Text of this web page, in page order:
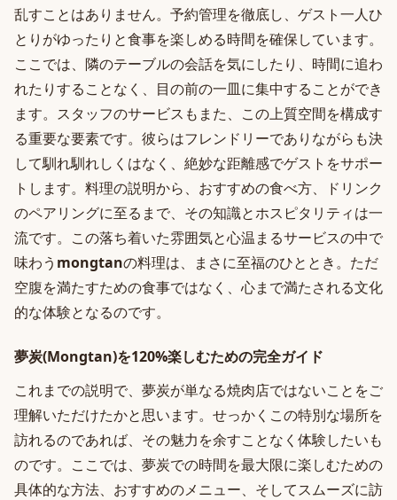
乱すことはありません。予約管理を徹底し、ゲスト一人ひ
とりがゆったりと食事を楽しめる時間を確保しています。
ここでは、隣のテーブルの会話を気にしたり、時間に追わ
れたりすることなく、目の前の一皿に集中することができ
ます。スタッフのサービスもまた、この上質空間を構成す
る重要な要素です。彼らはフレンドリーでありながらも決
して馴れ馴れしくはなく、絶妙な距離感でゲストをサポー
トします。料理の説明から、おすすめの食べ方、ドリンク
のペアリングに至るまで、その知識とホスピタリティは一
流です。この落ち着いた雰囲気と心温まるサービスの中で
味わう mongtanの料理は、まさに至福のひととき。ただ
空腹を満たすための食事ではなく、心まで満たされる文化
的な体験となるのです。
夢炭(Mongtan)を120%楽しむための完全ガイド
これまでの説明で、夢炭が単なる焼肉店ではないことをご
理解いただけたかと思います。せっかくこの特別な場所を
訪れるのであれば、その魅力を余すことなく体験したいも
のです。ここでは、夢炭での時間を最大限に楽しむための
具体的な方法、おすすめのメニュー、そしてスムーズに訪